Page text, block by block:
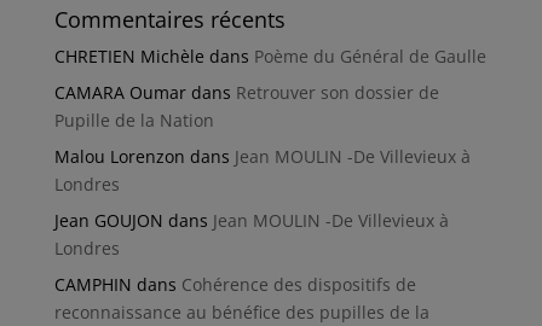
Commentaires récents
CHRETIEN Michèle dans Poème du Général de Gaulle
CAMARA Oumardans Retrouver son dossier de
Pupille de la Nation
Malou Lorenzon dans Jean MOULIN -De Villevieux à
Londres
Jean GOUJON dans Jean MOULIN -De Villevieux à
Londres
CAMPHIN dans Cohérence des dispositifs de
reconnaissance au bénéfice des pupilles de la